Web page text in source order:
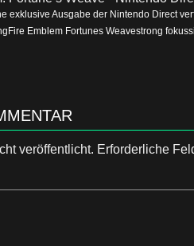
exklusive Ausgabe der Nintendo Direct
Emblem Fortunes Weavestrong
veröffentlicht. Erforderliche